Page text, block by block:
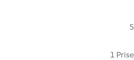
5
1 Prise